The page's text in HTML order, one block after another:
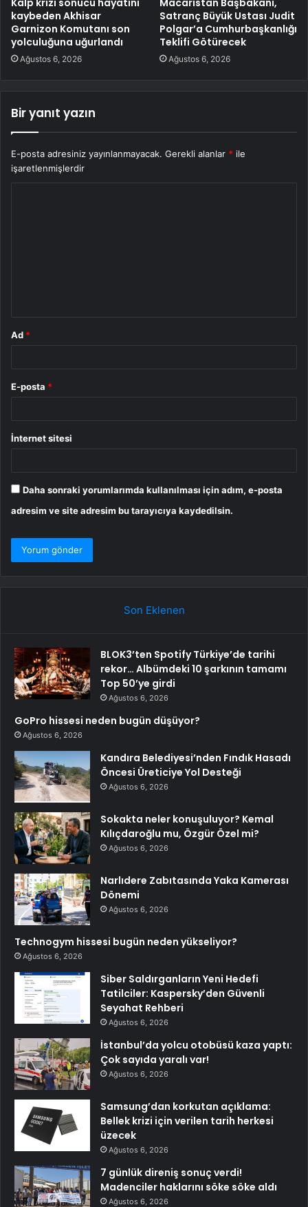
kaybeden Akhisar
Garnizon Komutanı son
yolculuğuna uğurlandı
Ağustos 6, 2026
Satranç Büyük Ustası Judit
Polgar’a Cumhurbaşkanlığı
Teklifi Götürecek
Ağustos 6, 2026
Bir yanıt yazın
E-posta adresiniz yayınlanmayacak. Gerekli alanlar * ile
işaretlenmişlerdir
Ad *
E-posta *
İnternet sitesi
Daha sonraki yorumlarımda kullanılması için adım, e-posta
adresim ve site adresim bu tarayıcıya kaydedilsin.
Son Eklenen
BLOK3’ten Spotify Türkiye’de tarihi
rekor… Albümdeki 10 şarkının tamamı
Top 50’ye girdi
Ağustos 6, 2026
GoPro hissesi neden bugün düşüyor?
Ağustos 6, 2026
Kandıra Belediyesi’nden Fındık Hasadı
Öncesi Üreticiye Yol Desteği
Ağustos 6, 2026
Sokakta neler konuşuluyor? Kemal
Kılıçdaroğlu mu, Özgür Özel mi?
Ağustos 6, 2026
Narlıdere Zabıtasında Yaka Kamerası
Dönemi
Ağustos 6, 2026
Technogym hissesi bugün neden yükseliyor?
Ağustos 6, 2026
Siber Saldırganların Yeni Hedefi
Tatilciler: Kaspersky’den Güvenli
Seyahat Rehberi
Ağustos 6, 2026
İstanbul’da yolcu otobüsü kaza yaptı:
Çok sayıda yaralı var!
Ağustos 6, 2026
Samsung’dan korkutan açıklama:
Bellek krizi için verilen tarih herkesi
üzecek
Ağustos 6, 2026
7 günlük direniş sonuç verdi!
Madenciler haklarını söke söke aldı
Ağustos 6, 2026